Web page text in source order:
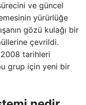
ve güncel
yürürlüğe
gözü kulağı bir
çevrildi.
tarihleri
grup için yeni bir